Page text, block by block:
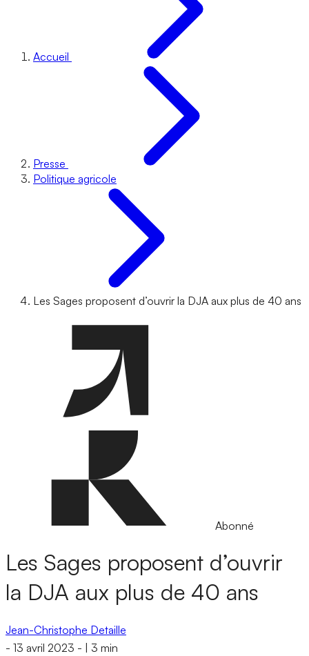
Accueil
Presse
Politique agricole
Les Sages proposent d’ouvrir la DJA aux plus de 40 ans
Abonné
Les Sages proposent d’ouvrir
la DJA aux plus de 40 ans
Jean-Christophe Detaille
- 13 avril 2023 - 3 min